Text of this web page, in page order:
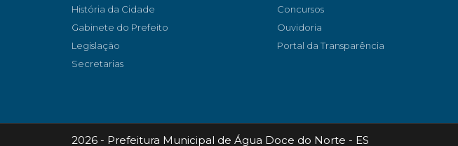
História da Cidade
Gabinete do Prefeito
Legislação
Secretarias
Concursos
Ouvidoria
Portal da Transparência
2026 - Prefeitura Municipal de Água Doce do Norte - ES